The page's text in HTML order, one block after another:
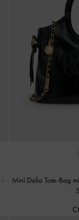
-
Mini Dalia Tote-Bag